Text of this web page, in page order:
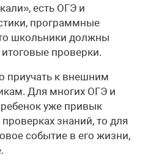
есть ОГЭ и
программные
школьники должны
проверки.
приучать к внешним
Для многих ОГЭ и
ребенок уже привык
знаний, то для
событие в его жизни,